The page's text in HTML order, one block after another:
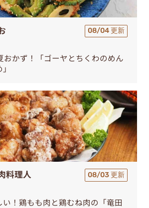
08/04 更新
おかず！「ゴーヤとちくわのめん
料理人 08/03 更新
！鶏もも肉と鶏むね肉の「竜田